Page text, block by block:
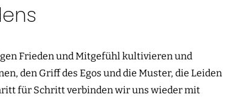
Frieden und Mitgefühl kultivieren und
den Griff des Egos und die Muster, die Leiden
für Schritt verbinden wir uns wieder mit